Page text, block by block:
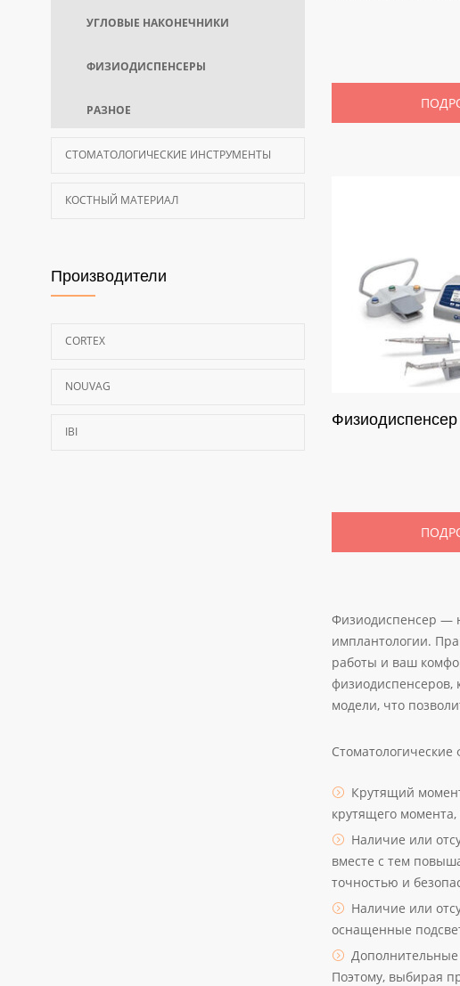
УГЛОВЫЕ НАКОНЕЧНИКИ
ФИЗИОДИСПЕНСЕРЫ
РАЗНОЕ
СТОМАТОЛОГИЧЕСКИЕ ИНСТРУМЕНТЫ
КОСТНЫЙ МАТЕРИАЛ
Производители
CORTEX
NOUVAG
IBI
Физиодиспенсер —
имплантологии.
работы и ваш
модели, что
Стоматологические
Крутящий
крутящего
Наличие или
вместе с тем
точностью и
Наличие или
оснащенные
Поэтому, выбирая